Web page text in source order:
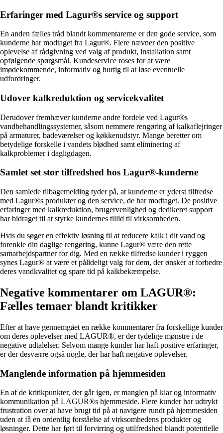
Erfaringer med Lagur®s service og support
En anden fælles tråd blandt kommentarerne er den gode service, som
kunderne har modtaget fra Lagur®. Flere nævner den positive
oplevelse af rådgivning ved valg af produkt, installation samt
opfølgende spørgsmål. Kundeservice roses for at være
imødekommende, informativ og hurtig til at løse eventuelle
udfordringer.
Udover kalkreduktion og servicekvalitet
Derudover fremhæver kunderne andre fordele ved Lagur®s
vandbehandlingssystemer, såsom nemmere rengøring af kalkaflejringer
på armaturer, badeværelser og køkkenudstyr. Mange beretter om
betydelige forskelle i vandets blødhed samt eliminering af
kalkproblemer i dagligdagen.
Samlet set stor tilfredshed hos Lagur®-kunderne
Den samlede tilbagemelding tyder på, at kunderne er yderst tilfredse
med Lagur®s produkter og den service, de har modtaget. De positive
erfaringer med kalkreduktion, brugervenlighed og dedikeret support
har bidraget til at styrke kundernes tillid til virksomheden.
Hvis du søger en effektiv løsning til at reducere kalk i dit vand og
forenkle din daglige rengøring, kunne Lagur® være den rette
samarbejdspartner for dig. Med en række tilfredse kunder i ryggen
synes Lagur® at være et pålideligt valg for dem, der ønsker at forbedre
deres vandkvalitet og spare tid på kalkbekæmpelse.
Negative kommentarer om LAGUR®:
Fælles temaer blandt kritikker
Efter at have gennemgået en række kommentarer fra forskellige kunder
om deres oplevelser med LAGUR®, er der tydelige mønstre i de
negative udtalelser. Selvom mange kunder har haft positive erfaringer,
er der desværre også nogle, der har haft negative oplevelser.
Manglende information på hjemmesiden
En af de kritikpunkter, der går igen, er manglen på klar og informativ
kommunikation på LAGUR®s hjemmeside. Flere kunder har udtrykt
frustration over at have brugt tid på at navigere rundt på hjemmesiden
uden at få en ordentlig forståelse af virksomhedens produkter og
løsninger. Dette har ført til forvirring og utilfredshed blandt potentielle